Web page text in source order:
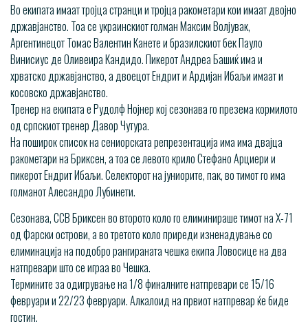
Во екипата имаат тројца странци и тројца ракометари кои имаат двојно
државјанство. Тоа се украинскиот голман Максим Волјувак,
Аргентинецот Томас Валентин Канете и бразилскиот бек Пауло
Винисиус де Оливеира Кандидо. Пикерот Андреа Башиќ има и
хрватско државјанство, а двоецот Ендрит и Ардијан Ибаљи имаат и
косовско државјанство.
Тренер на екипата е Рудолф Нојнер кој сезонава го презема кормилото
од српскиот тренер Давор Чутура.
На поширок список на сениорската репрезентација има има двајца
ракометари на Бриксен, а тоа се левото крило Стефано Арциери и
пикерот Ендрит Ибаљи. Селекторот на јуниорите, пак, во тимот го има
голманот Алесандро Лубинети.
Сезонава, ССВ Бриксен во второто коло го елиминираше тимот на Х-71
од Фарски острови, а во третото коло приреди изненадување со
елиминација на подобро рангираната чешка екипа Ловосице на два
натпревари што се играа во Чешка.
Термините за одигрување на 1/8 финалните натпревари се 15/16
февруари и 22/23 февруари. Алкалоид на првиот натпревар ќе биде
гостин.